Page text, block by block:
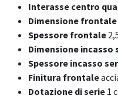
Interasse centro
Dimensione frontale
Spessore frontale
Dimensione incasso
Spessore incasso
Finitura frontale
Dotazione di serie 1